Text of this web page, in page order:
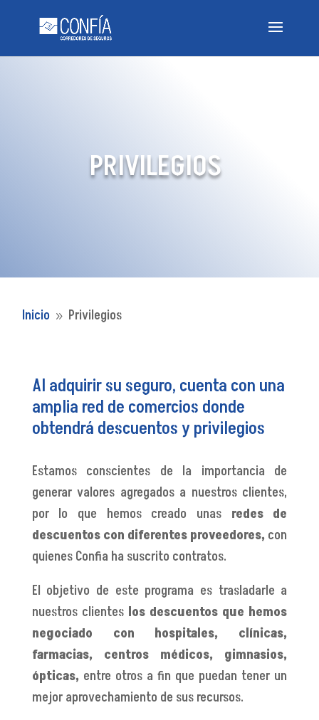
PRIVILEGIOS
Inicio 9 Privilegios
Al adquirir su seguro, cuenta con una
amplia red de comercios donde
obtendrá descuentos y privilegios
Estamos conscientes de la importancia de
generar valores agregados a nuestros clientes,
por lo que hemos creado unas redes de
descuentos con diferentes proveedores, con
quienes Confia ha suscrito contratos.
El objetivo de este programa es trasladarle a
nuestros clientes los descuentos que hemos
negociado con hospitales, clínicas,
farmacias, centros médicos, gimnasios,
ópticas,entre otros a fin que puedan tener un
mejor aprovechamiento de sus recursos.